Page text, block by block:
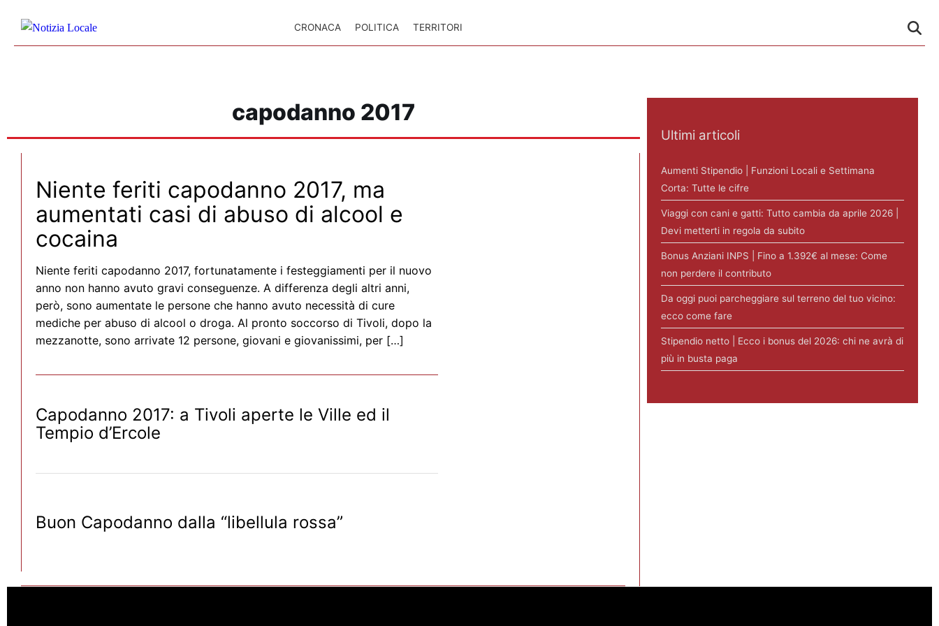
CRONACA POLITICA TERRITORI
capodanno 2017
Niente feriti capodanno 2017, ma
aumentati casi di abuso di alcool e
cocaina
Niente feriti capodanno 2017, fortunatamente i festeggiamenti per il nuovo
anno non hanno avuto gravi conseguenze. A differenza degli altri anni,
però, sono aumentate le persone che hanno avuto necessità di cure
mediche per abuso di alcool o droga. Al pronto soccorso di Tivoli, dopo la
mezzanotte, sono arrivate 12 persone, giovani e giovanissimi, per […]
Capodanno 2017: a Tivoli aperte le Ville ed il
Tempio d’Ercole
Buon Capodanno dalla “libellula rossa”
Ultimi articoli
Aumenti Stipendio | Funzioni Locali e Settimana
Corta: Tutte le cifre
Viaggi con cani e gatti: Tutto cambia da aprile 2026 |
Devi metterti in regola da subito
Bonus Anziani INPS | Fino a 1.392€ al mese: Come
non perdere il contributo
Da oggi puoi parcheggiare sul terreno del tuo vicino:
ecco come fare
Stipendio netto | Ecco i bonus del 2026: chi ne avrà di
più in busta paga